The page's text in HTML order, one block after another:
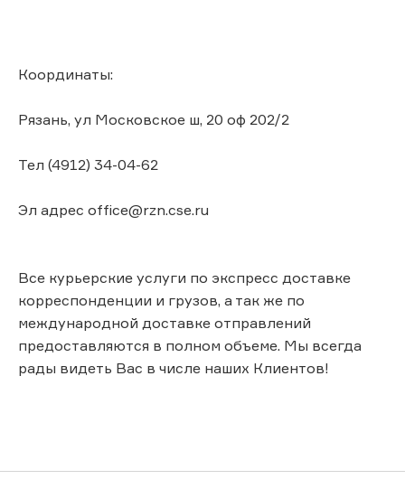
Координаты:
Рязань, ул Московское ш, 20 оф 202/2
Тел (4912) 34-04-62
Эл адрес office@rzn.cse.ru
Все курьерские услуги по экспресс доставке
корреспонденции и грузов, а так же по
международной доставке отправлений
предоставляются в полном объеме. Мы всегда
рады видеть Вас в числе наших Клиентов!